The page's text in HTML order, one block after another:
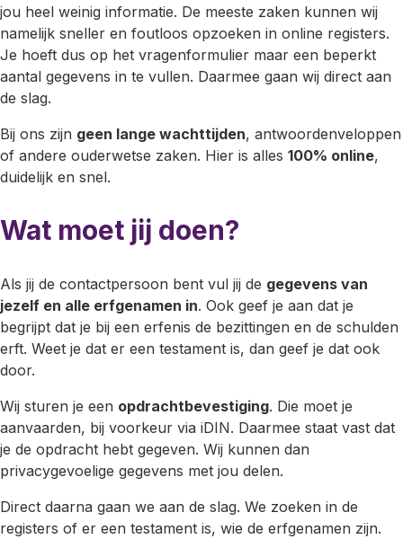
jou heel weinig informatie. De meeste zaken kunnen wij
namelijk sneller en foutloos opzoeken in online registers.
Je hoeft dus op het vragenformulier maar een beperkt
aantal gegevens in te vullen. Daarmee gaan wij direct aan
de slag.
Bij ons zijn geen lange wachttijden, antwoordenveloppen
of andere ouderwetse zaken. Hier is alles 100% online,
duidelijk en snel.
Wat moet jij doen?
Als jij de contactpersoon bent vul jij de gegevens van
jezelf en alle erfgenamen in. Ook geef je aan dat je
begrijpt dat je bij een erfenis de bezittingen en de schulden
erft. Weet je dat er een testament is, dan geef je dat ook
door.
Wij sturen je een opdrachtbevestiging. Die moet je
aanvaarden, bij voorkeur via iDIN. Daarmee staat vast dat
je de opdracht hebt gegeven. Wij kunnen dan
privacygevoelige gegevens met jou delen.
Direct daarna gaan we aan de slag. We zoeken in de
registers of er een testament is, wie de erfgenamen zijn.